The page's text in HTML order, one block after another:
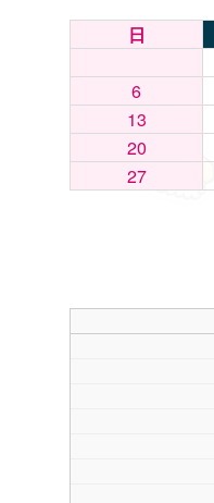
日
6
13
20
27